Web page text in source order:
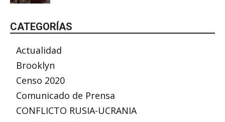
CATEGORÍAS
Actualidad
Brooklyn
Censo 2020
Comunicado de Prensa
CONFLICTO RUSIA-UCRANIA